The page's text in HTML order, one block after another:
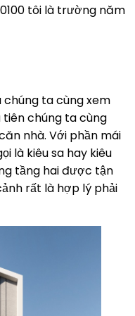
tôi là trường năm
chúng ta cùng xem
tiên chúng ta cùng
nhà. Với phần mái
là kiêu sa hay kiêu
tầng hai được tận
rất là hợp lý phải